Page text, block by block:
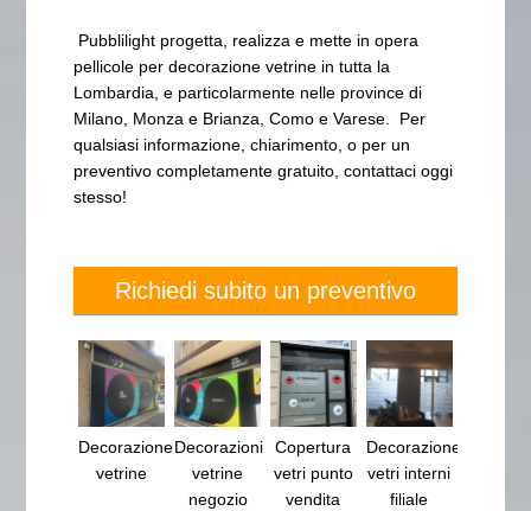
Pubblilight progetta, realizza e mette in opera
pellicole per decorazione vetrine in tutta la
Lombardia, e particolarmente nelle province di
Milano, Monza e Brianza, Como e Varese. Per
qualsiasi informazione, chiarimento, o per un
preventivo completamente gratuito, contattaci oggi
stesso!
Richiedi subito un preventivo
Decorazione
vetrine
Decorazioni
vetrine
negozio
Copertura
vetri punto
vendita
Decorazione
vetri interni
filiale